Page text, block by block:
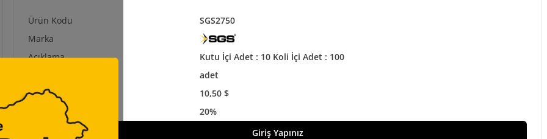
SGS2750
Kutu İçi Adet : 10 Koli İçi Adet : 100
adet
10,50 $
20%
Giriş Yapınız